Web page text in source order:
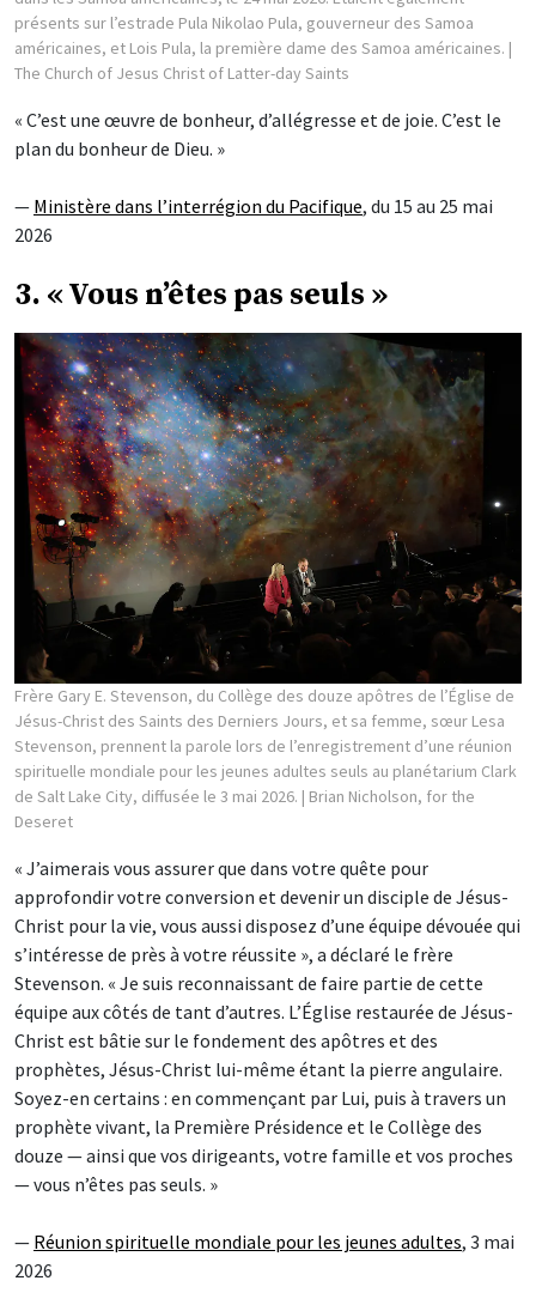
présents sur l’estrade Pula Nikolao Pula, gouverneur des Samoa
américaines, et Lois Pula, la première dame des Samoa américaines. |
The Church of Jesus Christ of Latter-day Saints
« C’est une œuvre de bonheur, d’allégresse et de joie. C’est le
plan du bonheur de Dieu. »
— Ministère dans l’interrégion du Pacifique, du 15 au 25 mai
2026
3. « Vous n’êtes pas seuls »
Frère Gary E. Stevenson, du Collège des douze apôtres de l’Église de
Jésus-Christ des Saints des Derniers Jours, et sa femme, sœur Lesa
Stevenson, prennent la parole lors de l’enregistrement d’une réunion
spirituelle mondiale pour les jeunes adultes seuls au planétarium Clark
de Salt Lake City, diffusée le 3 mai 2026. | Brian Nicholson, for the
Deseret
« J’aimerais vous assurer que dans votre quête pour
approfondir votre conversion et devenir un disciple de Jésus-
Christ pour la vie, vous aussi disposez d’une équipe dévouée qui
s’intéresse de près à votre réussite », a déclaré le frère
Stevenson. « Je suis reconnaissant de faire partie de cette
équipe aux côtés de tant d’autres. L’Église restaurée de Jésus-
Christ est bâtie sur le fondement des apôtres et des
prophètes, Jésus-Christ lui-même étant la pierre angulaire.
Soyez-en certains : en commençant par Lui, puis à travers un
prophète vivant, la Première Présidence et le Collège des
douze — ainsi que vos dirigeants, votre famille et vos proches
— vous n’êtes pas seuls. »
— Réunion spirituelle mondiale pour les jeunes adultes, 3 mai
2026